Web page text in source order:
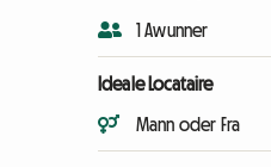
1 Awunner
Ideale Locataire
Mann oder Fra